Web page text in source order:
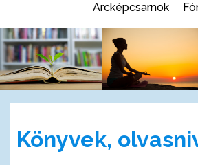
Arcképcsarnok
Könyvek,